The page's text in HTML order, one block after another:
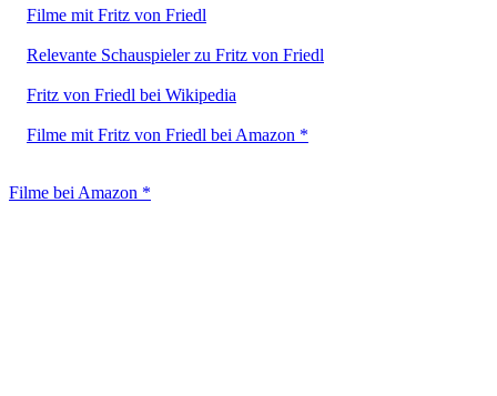
Filme mit Fritz von Friedl
Relevante Schauspieler zu Fritz von Friedl
Fritz von Friedl bei Wikipedia
Filme mit Fritz von Friedl bei Amazon *
Filme bei Amazon *